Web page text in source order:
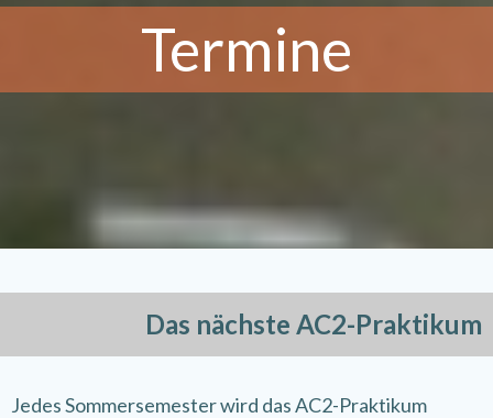
Termine
Das nächste AC2-Praktikum
Jedes Sommersemester wird das AC2-Praktikum